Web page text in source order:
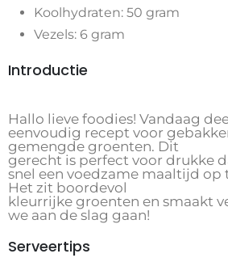
Koolhydraten: 50 gram
Vezels: 6 gram
Introductie
Hallo lieve foodies! Vandaag
eenvoudig recept voor
gemengde groenten. Dit
gerecht is perfect voor drukke
snel een voedzame maaltijd op
Het zit boordevol
kleurrijke groenten en smaakt
we aan de slag gaan!
Serveertips